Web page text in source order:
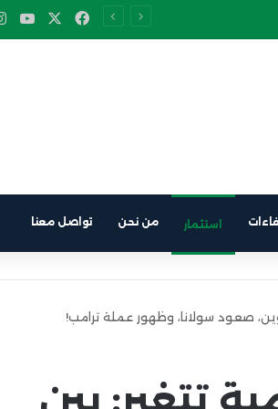
Facebook
استثمار من نحن تواصل معنا
صعود سولانا، وظهور عملة ترامب!
تتغير: بين